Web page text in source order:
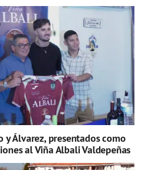
y Álvarez, presentados como
al Viña Albali Valdepeñas